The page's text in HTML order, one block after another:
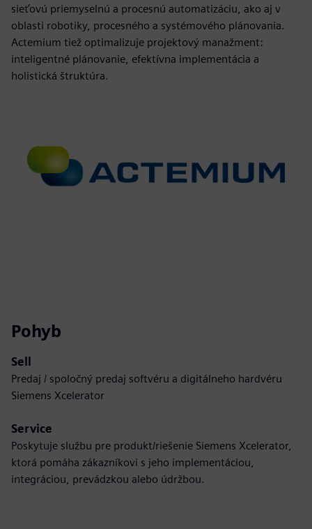
sieťovú priemyselnú a procesnú automatizáciu, ako aj v
oblasti robotiky, procesného a systémového plánovania.
Actemium tiež optimalizuje projektový manažment:
inteligentné plánovanie, efektívna implementácia a
holistická štruktúra.
Pohyb
Sell
Predaj / spoločný predaj softvéru a digitálneho hardvéru
Siemens Xcelerator
Service
Poskytuje službu pre produkt/riešenie Siemens Xcelerator,
ktorá pomáha zákazníkovi s jeho implementáciou,
integráciou, prevádzkou alebo údržbou.